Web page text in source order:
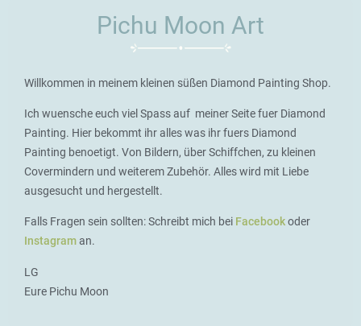
Pichu Moon Art
Willkommen in meinem kleinen süßen Diamond Painting Shop.
Ich wuensche euch viel Spass auf meiner Seite fuer Diamond
Painting. Hier bekommt ihr alles was ihr fuers Diamond
Painting benoetigt. Von Bildern, über Schiffchen, zu kleinen
Covermindern und weiterem Zubehör. Alles wird mit Liebe
ausgesucht und hergestellt.
Falls Fragen sein sollten: Schreibt mich bei Facebookoder
Instagraman.
LG
Eure Pichu Moon